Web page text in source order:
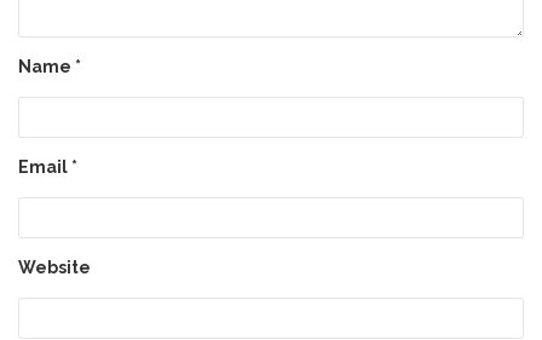
Name *
Email *
Website